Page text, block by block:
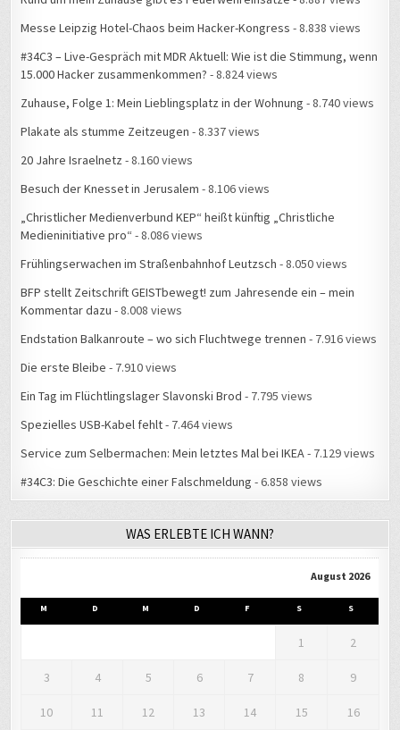
Messe Leipzig Hotel-Chaos beim Hacker-Kongress - 8.838 views
#34C3 – Live-Gespräch mit MDR Aktuell: Wie ist die Stimmung, wenn
15.000 Hacker zusammenkommen? - 8.824 views
Zuhause, Folge 1: Mein Lieblingsplatz in der Wohnung - 8.740 views
Plakate als stumme Zeitzeugen - 8.337 views
20 Jahre Israelnetz - 8.160 views
Besuch der Knesset in Jerusalem - 8.106 views
„Christlicher Medienverbund KEP“ heißt künftig „Christliche
Medieninitiative pro“ - 8.086 views
Frühlingserwachen im Straßenbahnhof Leutzsch - 8.050 views
BFP stellt Zeitschrift GEISTbewegt! zum Jahresende ein – mein
Kommentar dazu - 8.008 views
Endstation Balkanroute – wo sich Fluchtwege trennen - 7.916 views
Die erste Bleibe - 7.910 views
Ein Tag im Flüchtlingslager Slavonski Brod - 7.795 views
Spezielles USB-Kabel fehlt- 7.464 views
Service zum Selbermachen: Mein letztes Mal bei IKEA - 7.129 views
#34C3: Die Geschichte einer Falschmeldung - 6.858 views
WAS ERLEBTE ICH WANN?
August 2026
M D M D F S S
1 2
3 4 5 6 7 8 9
10 11 12 13 14 15 16